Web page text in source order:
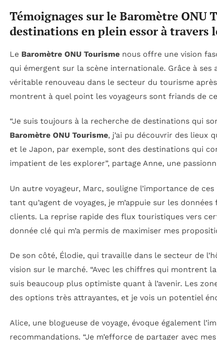
Témoignages sur le Baromètre ONU
destinations en plein essor à travers
Le Baromètre ONU Tourisme nous offre une vision
qui émergent sur la scène internationale. Grâce à ses
véritable renouveau dans le secteur du tourisme
montrent à quel point les voyageurs sont friands de
“Je suis toujours à la recherche de destinations qui
Baromètre ONU Tourisme, j’ai pu découvrir des lieux
et le Japon, par exemple, sont des destinations qui
impatient de les explorer”, partage Anne, une
Un autre voyageur, Marc, souligne l’importance de
tant qu’agent de voyages, je m’appuie sur les données
clients. La reprise rapide des flux touristiques vers
donnée clé qui m’a permis de maximiser mes
De son côté, Élodie, qui travaille dans le secteur de
vision sur le marché. “Avec les chiffres qui montrent
suis beaucoup plus optimiste quant à l’avenir. Les
des options très attrayantes, et je vois un potentiel
Alice, une blogueuse de voyage, évoque également
recommandations. “Je m’efforce de partager avec